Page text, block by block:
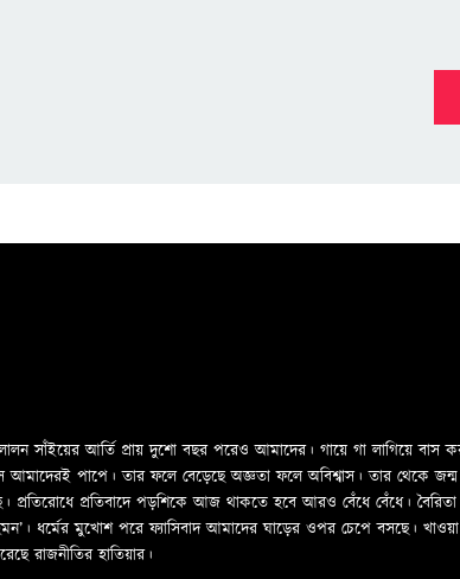
সাঁইয়ের আর্তি প্রায় দুশো বছর পরেও আমাদের। গায়ে গা লাগিয়ে বাস
আমাদেরই পাপে। তার ফলে বেড়েছে অজ্ঞতা ফলে অবিশ্বাস। তার থেকে জন্ম
প্রতিরোধে প্রতিবাদে পড়শিকে আজ থাকতে হবে আরও বেঁধে বেঁধে।
ধর্মের মুখোশ পরে ফ্যাসিবাদ আমাদের ঘাড়ের ওপর চেপে বসছে।
রাজনীতির হাতিয়ার।